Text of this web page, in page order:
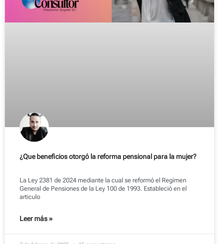
¿Que beneficios otorgó la reforma pensional para la mujer?
La Ley 2381 de 2024 mediante la cual se reformó el Regimen
General de Pensiones de la Ley 100 de 1993. Estableció en el
articulo
Leer más »